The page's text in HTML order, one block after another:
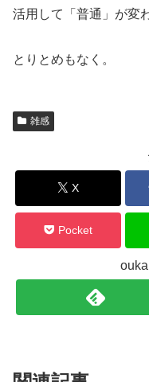
活用して「普通」が変
とりとめもなく。
雑感
X
Pocket